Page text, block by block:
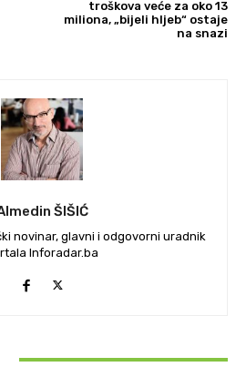
troškova veće za oko 13
miliona, „bijeli hljeb“ ostaje
na snazi
ŠIŠIĆ
novinar, glavni i odgovorni uradnik
Inforadar.ba